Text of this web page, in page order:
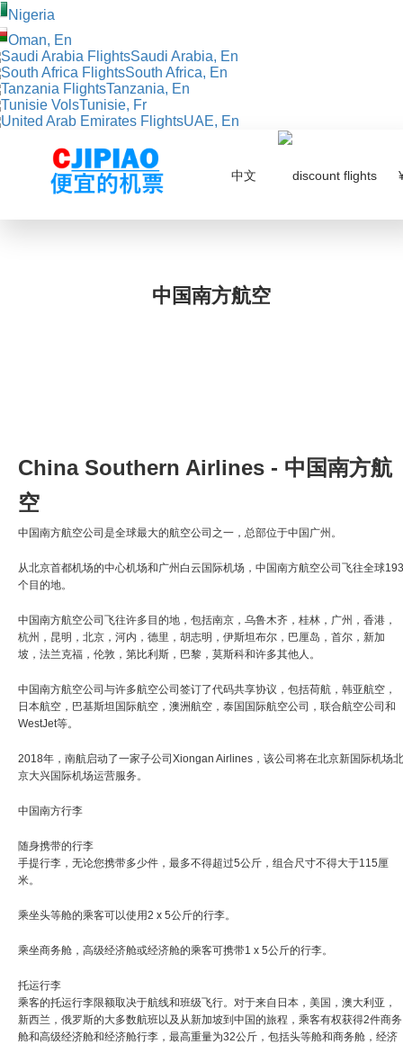
Nigeria
Oman, En
Saudi Arabia, En
South Africa, En
Tanzania, En
Tunisie, Fr
UAE, En
中文
中国南方航空
China Southern Airlines - 中国南方航
空
中国南方航空公司是全球最大的航空公司之一，总部位于中国广州。
从北京首都机场的中心机场和广州白云国际机场，中国南方航空公司飞往全球193
个目的地。
中国南方航空公司飞往许多目的地，包括南京，乌鲁木齐，桂林，广州，香港，
杭州，昆明，北京，河内，德里，胡志明，伊斯坦布尔，巴厘岛，首尔，新加
坡，法兰克福，伦敦，第比利斯，巴黎，莫斯科和许多其他人。
中国南方航空公司与许多航空公司签订了代码共享协议，包括荷航，韩亚航空，
日本航空，巴基斯坦国际航空，澳洲航空，泰国国际航空公司，联合航空公司和
WestJet等。
2018年，南航启动了一家子公司Xiongan Airlines，该公司将在北京新国际机场北
京大兴国际机场运营服务。
中国南方行李
随身携带的行李
手提行李，无论您携带多少件，最多不得超过5公斤，组合尺寸不得大于115厘
米。
乘坐头等舱的乘客可以使用2 x 5公斤的行李。
乘坐商务舱，高级经济舱或经济舱的乘客可携带1 x 5公斤的行李。
托运行李
乘客的托运行李限额取决于航线和班级飞行。对于来自日本，美国，澳大利亚，
新西兰，俄罗斯的大多数航班以及从新加坡到中国的旅程，乘客有权获得2件商务
舱和高级经济舱和经济舱行李，最高重量为32公斤，包括头等舱和商务舱，经济